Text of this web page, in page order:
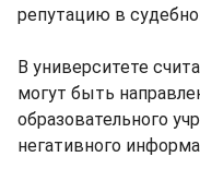
репутацию в
В университете
могут быть
образовательного
негативного